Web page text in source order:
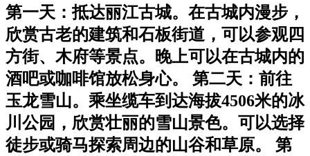
第一天：抵达丽江古城。在古城内漫步，
欣赏古老的建筑和石板街道，可以参观四
方街、木府等景点。晚上可以在古城内的
酒吧或咖啡馆放松身心。 第二天：前往
玉龙雪山。乘坐缆车到达海拔4506米的冰
川公园，欣赏壮丽的雪山景色。可以选择
徒步或骑马探索周边的山谷和草原。 第